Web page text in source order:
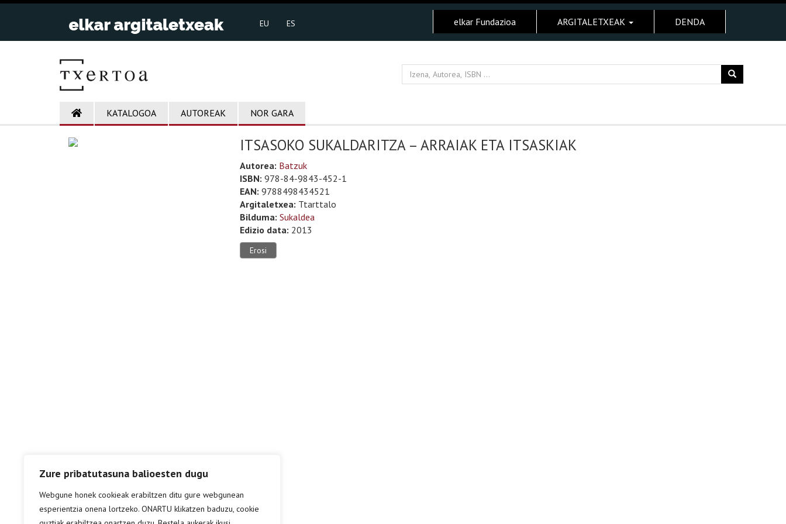
Zure pribatutasuna balioesten dugu
Webgune honek cookieak erabiltzen ditu gure webgunean
esperientzia onena lortzeko. ONARTU klikatzen baduzu, cookie
EU ES elkar Fundazioa ARGITALETXEAK DENDA
KATALOGOA AUTOREAK NOR GARA
ITSASOKO SUKALDARITZA – ARRAIAK ETA ITSASKIAK
Autorea: Batzuk
ISBN: 978-84-9843-452-1
EAN: 9788498434521
Argitaletxea: Ttarttalo
Bilduma: Sukaldea
Edizio data: 2013
Erosi